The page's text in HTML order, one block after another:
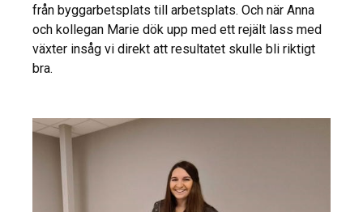
från byggarbetsplats till arbetsplats. Och när Anna
och kollegan Marie dök upp med ett rejält lass med
växter insåg vi direkt att resultatet skulle bli riktigt
bra.